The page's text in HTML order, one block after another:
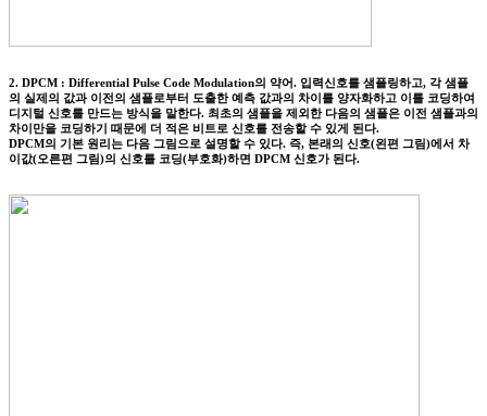
2. DPCM : Differential Pulse Code Modulation의 약어. 입력신호를 샘플링하고, 각 샘플
의 실제의 값과 이전의 샘플로부터 도출한 예측 값과의 차이를 양자화하고 이를 코딩하여
디지털 신호를 만드는 방식을 말한다. 최초의 샘플을 제외한 다음의 샘플은 이전 샘플과의
차이만을 코딩하기 때문에 더 적은 비트로 신호를 전송할 수 있게 된다.
DPCM의 기본 원리는 다음 그림으로 설명할 수 있다. 즉, 본래의 신호(왼편 그림)에서 차
이값(오른편 그림)의 신호를 코딩(부호화)하면 DPCM 신호가 된다.